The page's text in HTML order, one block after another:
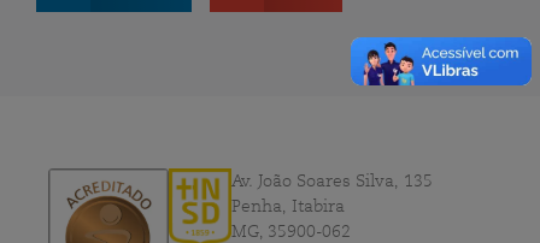
Av. João Soares Silva, 135
Penha, Itabira
MG, 35900-062